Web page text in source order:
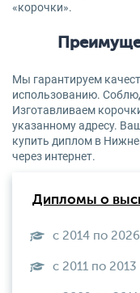
«корочки».
Мы гарантируем
использованию.
Изготавливаем
указанному адресу.
купить диплом в
через интернет.
Дипломы о
с 2014 по
с 2011 по 2013